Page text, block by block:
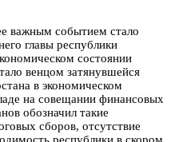
важным событием стало
главы республики
состоянии
венцом затянувшейся
в экономическом
на совещании финансовых
обозначил такие
сборов, отсутствие